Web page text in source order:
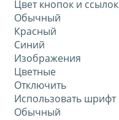
Цвет кнопок и ссылок
Обычный
Красный
Синий
Изображения
Цветные
Отключить
Использовать шрифт
Обычный